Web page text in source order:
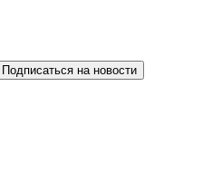
Подписаться на новости